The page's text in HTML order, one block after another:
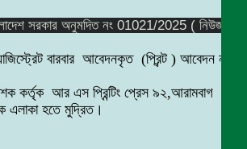
সরকার অনুমদিত নং 01021/2025 ( নিউজ
বারবার আবেদনকৃত (প্রিন্ট ) আবেদন নং
কর্তৃক আর এস প্রিন্টিং প্রেস ৯২,আরামবাগ
এলাকা হতে মুদ্রিত।